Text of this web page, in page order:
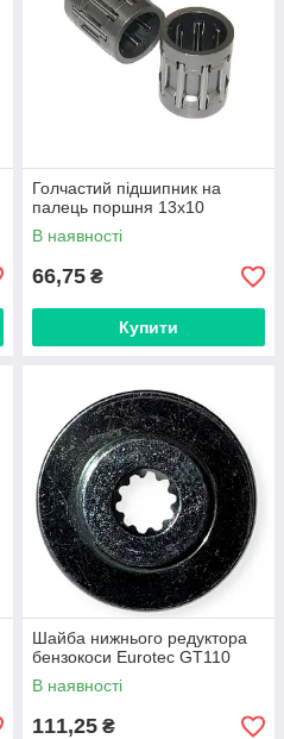
Голчастий підшипник на
палець поршня 13х10
В наявності
66,75 ₴
Купити
Шайба нижнього редуктора
бензокоси Eurotec GT110
В наявності
111,25 ₴